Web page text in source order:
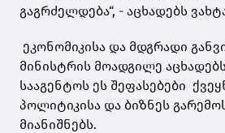
გაგრძელდება“, - აცხადებს
ეკონომიკისა და მდგრადი
მინისტრის მოადგილე
სააგენტოს ეს შეფასებები
პოლიტიკისა და ბიზნეს
მიანიშნებს.